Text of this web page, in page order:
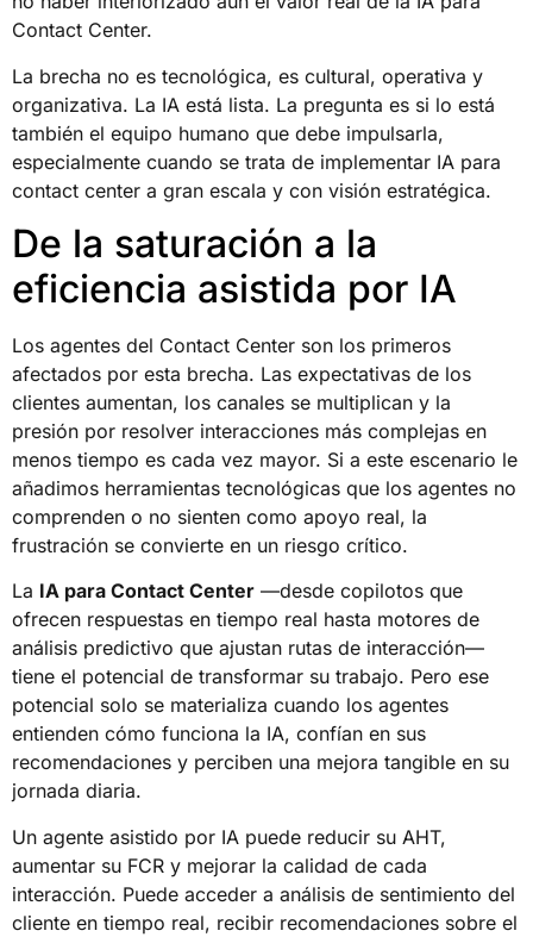
Contact Center.
La brecha no es tecnológica, es cultural, operativa y
organizativa. La IA está lista. La pregunta es si lo está
también el equipo humano que debe impulsarla,
especialmente cuando se trata de implementar IA para
contact center a gran escala y con visión estratégica.
De la saturación a la
eficiencia asistida por IA
Los agentes del Contact Center son los primeros
afectados por esta brecha. Las expectativas de los
clientes aumentan, los canales se multiplican y la
presión por resolver interacciones más complejas en
menos tiempo es cada vez mayor. Si a este escenario le
añadimos herramientas tecnológicas que los agentes no
comprenden o no sienten como apoyo real, la
frustración se convierte en un riesgo crítico.
La IA para Contact Center —desde copilotos que
ofrecen respuestas en tiempo real hasta motores de
análisis predictivo que ajustan rutas de interacción—
tiene el potencial de transformar su trabajo. Pero ese
potencial solo se materializa cuando los agentes
entienden cómo funciona la IA, confían en sus
recomendaciones y perciben una mejora tangible en su
jornada diaria.
Un agente asistido por IA puede reducir su AHT,
aumentar su FCR y mejorar la calidad de cada
interacción. Puede acceder a análisis de sentimiento del
cliente en tiempo real, recibir recomendaciones sobre el